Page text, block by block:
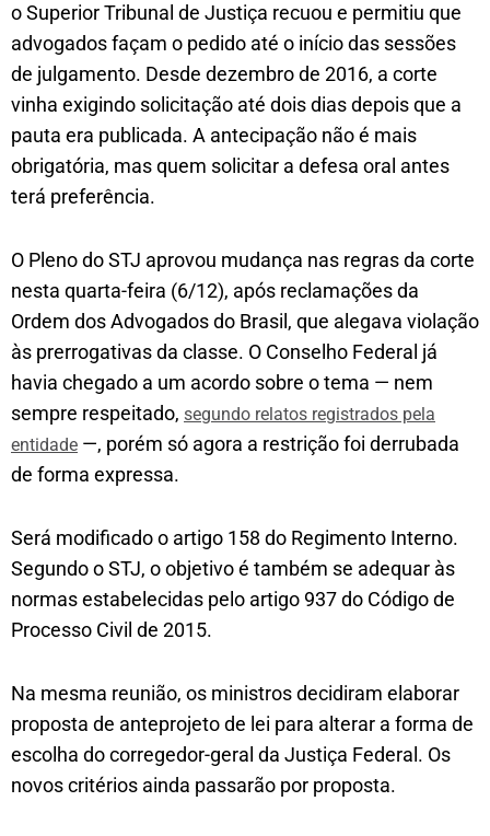
o Superior Tribunal de Justiça recuou e permitiu que
advogados façam o pedido até o início das sessões
de julgamento. Desde dezembro de 2016, a corte
vinha exigindo solicitação até dois dias depois que a
pauta era publicada. A antecipação não é mais
obrigatória, mas quem solicitar a defesa oral antes
terá preferência.
O Pleno do STJ aprovou mudança nas regras da corte
nesta quarta-feira (6/12), após reclamações da
Ordem dos Advogados do Brasil, que alegava violação
às prerrogativas da classe. O Conselho Federal já
havia chegado a um acordo sobre o tema — nem
sempre respeitado, segundo relatos registrados pela
entidade —, porém só agora a restrição foi derrubada
de forma expressa.
Será modificado o artigo 158 do Regimento Interno.
Segundo o STJ, o objetivo é também se adequar às
normas estabelecidas pelo artigo 937 do Código de
Processo Civil de 2015.
Na mesma reunião, os ministros decidiram elaborar
proposta de anteprojeto de lei para alterar a forma de
escolha do corregedor-geral da Justiça Federal. Os
novos critérios ainda passarão por proposta.